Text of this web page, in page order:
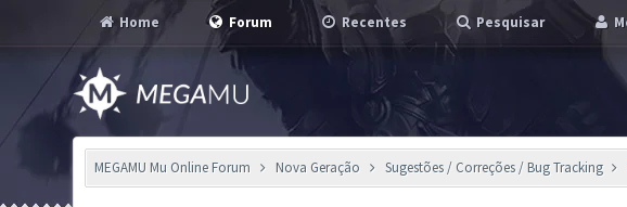
Home Forum Recentes Pesquisar
MEGAMU Mu Online Forum Nova Geração Sugestões / Correções / Bug Tracking